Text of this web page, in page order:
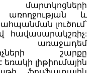
մարտկոցների
առողջության և
լուծում՝
հավասարակշռիչ:
շարքը
լիթիումային